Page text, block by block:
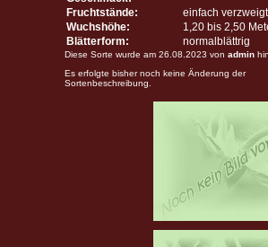
Fruchtstände:
einfach verzweigt
Wuchshöhe:
1,20 bis 2,50
Blätterform:
normalblättrig
Diese Sorte wurde am 26.08.2023 von admin
Es erfolgte bisher noch keine Änderung der
Sortenbeschreibung.